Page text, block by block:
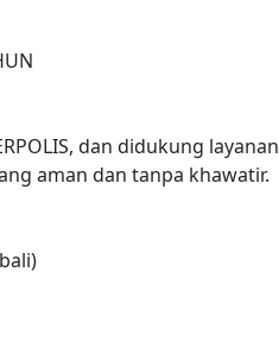
dan didukung layanan
aman dan tanpa khawatir.